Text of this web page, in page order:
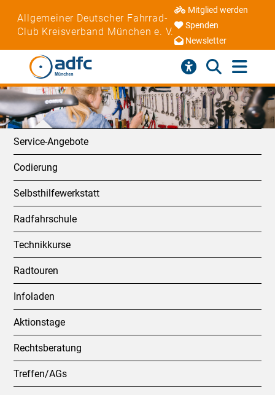
Allgemeiner Deutscher Fahrrad-
Club Kreisverband München e. V.
Mitglied werden
Spenden
Newsletter
Service-Angebote
Codierung
Selbsthilfewerkstatt
Radfahrschule
Technikkurse
Radtouren
Infoladen
Aktionstage
Rechtsberatung
Treffen/AGs